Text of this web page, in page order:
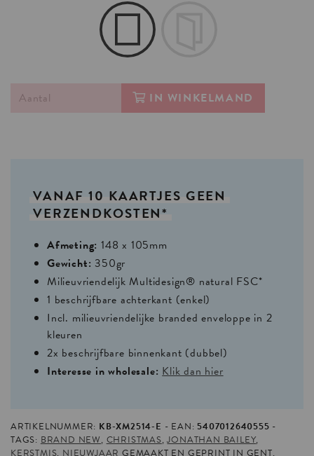
IN WINKELMAND
VANAF 10 KAARTJES GEEN
VERZENDKOSTEN*
Afmeting: 148 x 105mm
Gewicht: 350gr
Milieuvriendelijk Multidesign® natural FSC*
1 beschrijfbare achterkant (enkel)
Incl. milieuvriendelijke branded enveloppe in 2
kleuren
2x beschrijfbare binnenkant (dubbel)
Interesse in wholesale: Klik dan hier
ARTIKELNUMMER: KB-XM2514-E EAN: 5407012640555
TAGS: BRAND NEW, CHRISTMAS,JONATHAN BAILEY,
KERSTMIS, NIEUWJAAR GEMAAKT EN GEPRINT IN GENT,